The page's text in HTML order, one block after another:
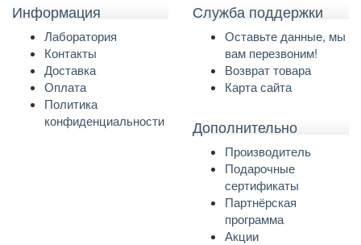
Информация
Лаборатория
Контакты
Доставка
Оплата
Политика
конфиденциальности
Служба поддержки
Оставьте данные, мы
вам перезвоним!
Возврат товара
Карта сайта
Дополнительно
Производитель
Подарочные
сертификаты
Партнёрская
программа
Акции